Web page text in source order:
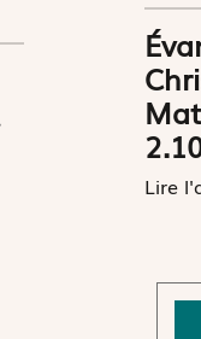
Lire